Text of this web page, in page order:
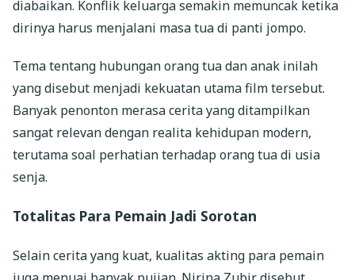
diabaikan. Konflik keluarga semakin memuncak ketika
dirinya harus menjalani masa tua di panti jompo.
Tema tentang hubungan orang tua dan anak inilah
yang disebut menjadi kekuatan utama film tersebut.
Banyak penonton merasa cerita yang ditampilkan
sangat relevan dengan realita kehidupan modern,
terutama soal perhatian terhadap orang tua di usia
senja.
Totalitas Para Pemain Jadi Sorotan
Selain cerita yang kuat, kualitas akting para pemain